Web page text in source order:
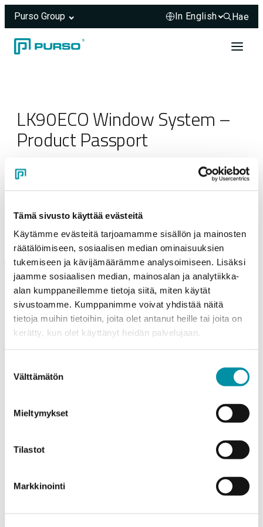
Tämä sivusto käyttää evästeitä
Käytämme evästeitä tarjoamamme sisällön ja mainosten
räätälöimiseen, sosiaalisen median ominaisuuksien
tukemiseen ja kävijämäärämme analysoimiseen. Lisäksi
jaamme sosiaalisen median, mainosalan ja analytiikka-
alan kumppaneillemme tietoja siitä, miten käytät
sivustoamme. Kumppanimme voivat yhdistää näitä
tietoja muihin tietoihin, joita olet antanut heille tai joita on
kerätty, kun olet käyttänyt heidän palvelujaan.
valinta
Välttämätön
Mieltymykset
Tilastot
Markkinointi
Purso Group
Hae
Hae
LK90ECO Window System –
Product Passport
23.03.2025
industry and construction.
37200, Siuro
purso@purso.fi
References